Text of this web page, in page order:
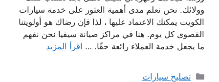
وولائك. نحن نعلم مدى أهمية العثور على خدمة سيارات
الكويت يمكنك الاعتماد عليها ، لذا فإن رضاك ​​هو أولويتنا
القصوى كل يوم. هنا في مراكز صيانة سيفيا نحن نفهم
ما يجعل خدمة العملاء رائعة حقًا. … اقرأ المزيد
التصنيفات
تصليح سيارات